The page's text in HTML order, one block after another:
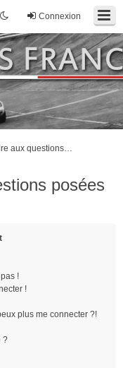
Connexion
Foire aux questions (Questions posées fréquemment)
posées
!
!
plus me connecter ?!
?